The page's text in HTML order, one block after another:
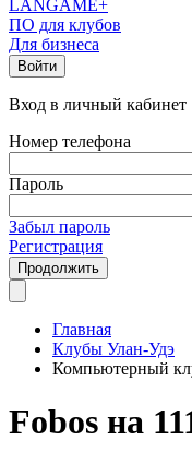
LANGAME+
ПО для клубов
Для бизнеса
Войти
Вход в личный кабинет
Номер телефона
Пароль
Забыл пароль
Регистрация
Продолжить
Главная
Клубы Улан-Удэ
Компьютерный
Fobos на